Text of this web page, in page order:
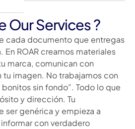
Our Services ?
cada documento que entregas
En ROAR creamos materiales
marca, comunican con
imagen. No trabajamos con
sin fondo”. Todo lo que
y dirección. Tu
ser genérica y empieza a
con verdadero